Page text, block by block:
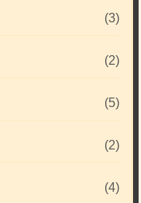
(3)
(2)
(5)
(2)
(4)